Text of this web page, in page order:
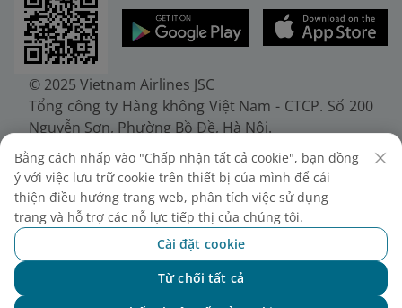
© 2025 Vietnam Airlines JSC
Tổng công ty Hàng không Việt Nam - CTCP. Số 200
Nguyễn Sơn, Phường Bồ Đề, Hà Nội.
Điện thoại: (+84-24) 38272289. Fax: (+84-24)
38722375
Giấy chứng nhận đăng ký doanh nghiệp, mã số
doanh nghiệp 0100107518, đăng ký lần đầu ngày
30/6/2010, đăng ký thay đổi lần thứ 10 ngày
24/7/2025, cấp bởi Sở Tài chính Thành phố Hà Nội.
Bằng cách nhấp vào "Chấp nhận tất cả cookie", bạn đồng
ý với việc lưu trữ cookie trên thiết bị của mình để cải
thiện điều hướng trang web, phân tích việc sử dụng
trang và hỗ trợ các nỗ lực tiếp thị của chúng tôi.
Cài đặt cookie
Từ chối tất cả